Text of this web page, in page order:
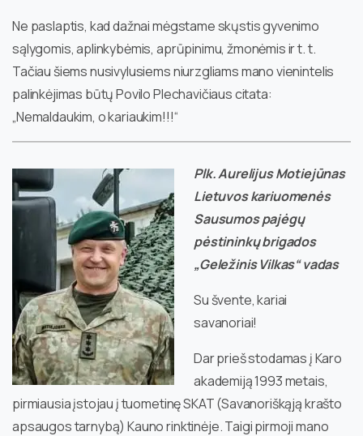
Ne paslaptis, kad dažnai mėgstame skųstis gyvenimo
sąlygomis, aplinkybėmis, aprūpinimu, žmonėmis ir t. t.
Tačiau šiems nusivylusiems niurzgliams mano vienintelis
palinkėjimas būtų Povilo Plechavičiaus citata:
„Nemaldaukim, o kariaukim!!!“
Plk. Aurelijus Motiejūnas
Lietuvos kariuomenės
Sausumos pajėgų
pėstininkų brigados
„Geležinis Vilkas“ vadas
Su švente, kariai
savanoriai!
Dar prieš stodamas į Karo
akademiją 1993 metais,
pirmiausia įstojau į tuometinę SKAT (Savanoriškąją krašto
apsaugos tarnybą) Kauno rinktinėje. Taigi pirmoji mano